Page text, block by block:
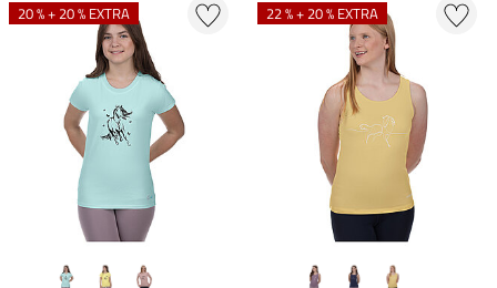
20 % + 20 % EXTRA 22 % + 20 % EXTRA